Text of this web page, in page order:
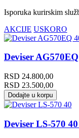
Isporuka kurirskim
AKCIJE USKORO
Deviser
RSD 24.800,00
RSD 23.500,00
Dodajte u korpu
Deviser LS-570